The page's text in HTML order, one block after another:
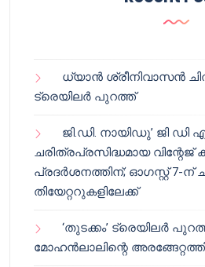
ധ്യാൻ ശ്രീനിവാസൻ
ട്രെയിലർ പുറത്ത്
ജി.ഡി. നായിഡു’ ജി ഡി
ചരിത്രപ്രസിദ്ധമായ
പ്രദർശനത്തിന്; ഓഗസ്റ്റ് 7-ന്
തിയേറ്ററുകളിലേക്ക്
‘തുടക്കം’ ട്രെയിലർ
മോഹൻലാലിന്റെ